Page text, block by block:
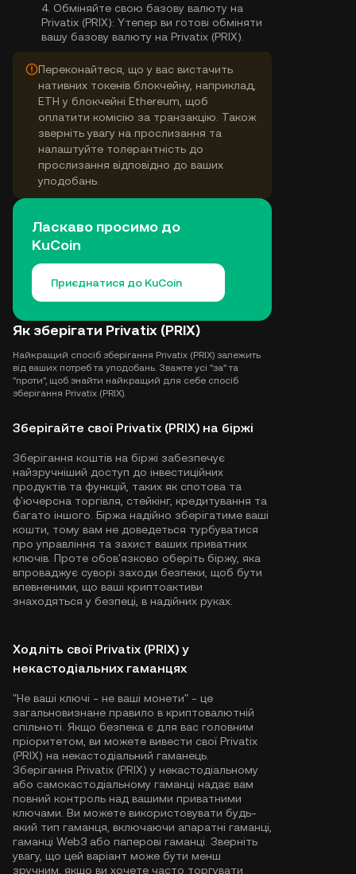
4. Обміняйте свою базову валюту на
Privatix (PRIX): Yтепер ви готові обміняти
вашу базову валюту на Privatix (PRIX).
Переконайтеся, що у вас вистачить
нативних токенів блокчейну, наприклад,
ETH у блокчейні Ethereum, щоб
оплатити комісію за транзакцію. Також
зверніть увагу на прослизання та
налаштуйте толерантність до
прослизання відповідно до ваших
уподобань.
Ласкаво просимо до
KuCoin
Приєднатися до KuCoin
Як зберігати Privatix (PRIX)
Найкращий спосіб зберігання Privatix (PRIX) залежить
від ваших потреб та уподобань. Зважте усі "за" та
"проти", щоб знайти найкращий для себе спосіб
зберігання Privatix (PRIX).
Зберігайте свої Privatix (PRIX) на біржі
Зберігання коштів на біржі забезпечує
найзручніший доступ до інвестиційних
продуктів та функцій, таких як спотова та
ф'ючерсна торгівля, стейкінг, кредитування та
багато іншого. Біржа надійно зберігатиме ваші
кошти, тому вам не доведеться турбуватися
про управління та захист ваших приватних
ключів. Проте обов'язково оберіть біржу, яка
впроваджує суворі заходи безпеки, щоб бути
впевненими, що ваші криптоактиви
знаходяться у безпеці, в надійних руках.
Ходліть свої Privatix (PRIX) у
некастодіальних гаманцях
"Не ваші ключі - не ваші монети" - це
загальновизнане правило в криптовалютній
спільноті. Якщо безпека є для вас головним
пріоритетом, ви можете вивести свої Privatix
(PRIX) на некастодіальний гаманець.
Зберігання Privatix (PRIX) у некастодіальному
або самокастодіальному гаманці надає вам
повний контроль над вашими приватними
ключами. Ви можете використовувати будь-
який тип гаманця, включаючи апаратні гаманці,
гаманці Web3 або паперові гаманці. Зверніть
увагу, що цей варіант може бути менш
зручним, якщо ви хочете часто торгувати